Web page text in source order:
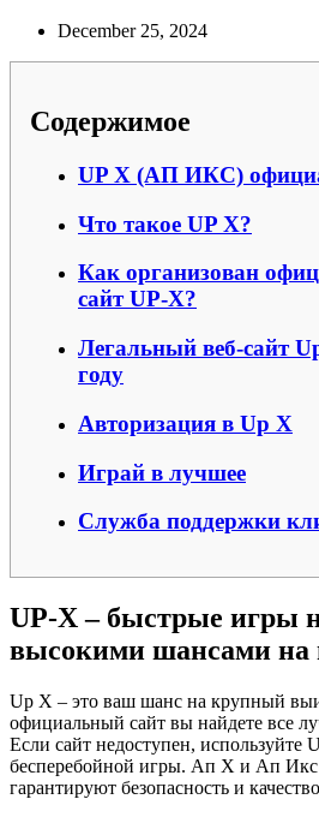
December 25, 2024
Содержимое
UP X (АП ИКС)
Что такое UP X?
Как организован
сайт UP-X?
Легальный веб-сайт
году
Авторизация в Up X
Играй в лучшее
Служба поддержки
UP-X – быстрые игры
высокими шансами
Up X – это ваш шанс на крупный
официальный сайт вы найдете все
Если сайт недоступен, используйте
бесперебойной игры. Ап Х и Ап
гарантируют безопасность и